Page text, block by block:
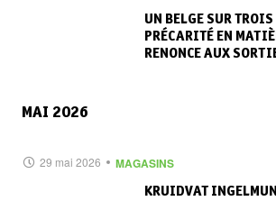
UN BELGE SUR
PRÉCARITÉ EN
RENONCE AUX
MAI 2026
29 mai 2026 MAGASINS
KRUIDVAT